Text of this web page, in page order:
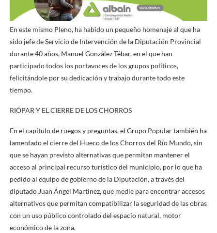
En este mismo Pleno, ha habido un pequeño homenaje al que ha
sido jefe de Servicio de Intervención de la Diputación Provincial
durante 40 años, Manuel González Tébar, en el que han
participado todos los portavoces de los grupos políticos,
felicitándole por su dedicación y trabajo durante todo este
tiempo.
RIÓPAR Y EL CIERRE DE LOS CHORROS
En el capítulo de ruegos y preguntas, el Grupo Popular también ha
lamentado el cierre del Hueco de los Chorros del Río Mundo, sin
que se hayan previsto alternativas que permitan mantener el
acceso al principal recurso turístico del municipio, por lo que ha
pedido al equipo de gobierno de la Diputación, a través del
diputado Juan Ángel Martínez, que medie para encontrar accesos
alternativos que permitan compatibilizar la seguridad de las obras
con un uso público controlado del espacio natural, motor
económico de la zona.